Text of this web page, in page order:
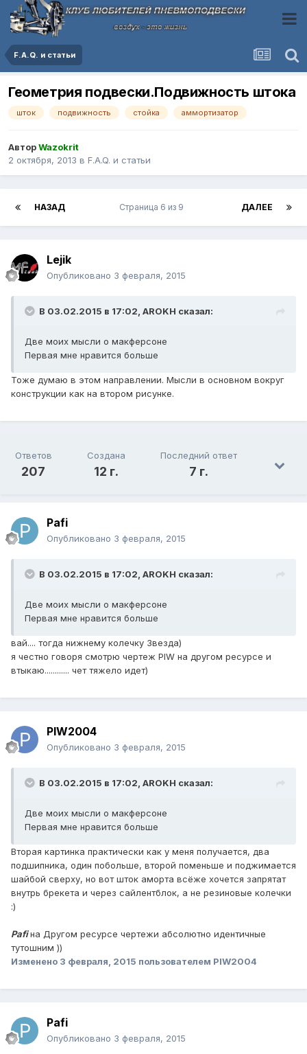
F.A.Q. и статьи
Геометрия подвески.Подвижность штока
шток подвижность стойка аммортизатор
АвторWazokrit
2 октября, 2013 в F.A.Q. и статьи
НАЗАД ДАЛЕЕ
Страница 6 из 9
Lejik
Опубликовано 3 февраля, 2015
В 03.02.2015 в 17:02, AROKH сказал:
Две моих мысли о макферсоне
Первая мне нравится больше
Тоже думаю в этом направлении. Мысли в основном вокруг
конструкции как на втором рисунке.
Ответов
207
Создана
12 г.
Последний ответ
7 г.
Pafi
Опубликовано 3 февраля, 2015
В 03.02.2015 в 17:02, AROKH сказал:
Две моих мысли о макферсоне
Первая мне нравится больше
вай.... тогда нижнему колечку Звезда)
я честно говоря смотрю чертеж PIW на другом ресурсе и
втыкаю............ чет тяжело идет)
PIW2004
Опубликовано 3 февраля, 2015
В 03.02.2015 в 17:02, AROKH сказал:
Две моих мысли о макферсоне
Первая мне нравится больше
Вторая картинка практически как у меня получается, два
подшипника, один побольше, второй поменьше и поджимается
шайбой сверху, но вот шток аморта всёже хочется запрятат
внутрь брекета и через сайлентблок, а не резиновые колечки
:)
Pafiна Другом ресурсе чертежи абсолютно идентичные
тутошним ))
Изменено 3 февраля, 2015 пользователем PIW2004
Pafi
Опубликовано 3 февраля, 2015